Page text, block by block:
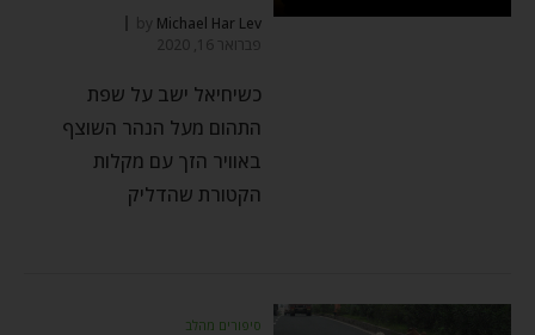
by Michael Har Lev
פברואר 16, 2020
כשיחיאל ישב על שפת
התהום מעל הנהר השוצף
באוויר הזך עם מקלות
הקטורת שהדליק
סיפורים מהלב